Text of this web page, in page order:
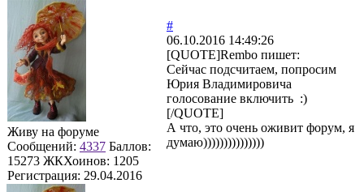
Живу на форуме
Сообщений: 4337 Баллов:
15273 ЖКХоинов: 1205
Регистрация: 29.04.2016
#
06.10.2016 14:49:26
[QUOTE]Rembo пишет:
Сейчас подсчитаем, попросим
Юрия Владимировича
голосование включить :)
[/QUOTE]
А что, это очень оживит форум, я
думаю)))))))))))))))